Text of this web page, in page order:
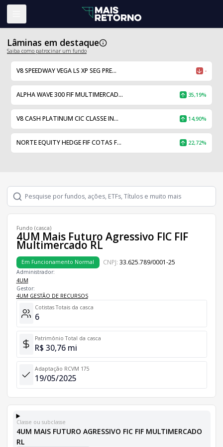
Lâminas em destaque
Saiba como patrocinar um fundo
V8 SPEEDWAY VEGA LS XP SEG PRE... -
ALPHA WAVE 300 FIF MULTIMERCAD... 35,19%
V8 CASH PLATINUM CIC CLASSE IN... 14,90%
NORTE EQUITY HEDGE FIF COTAS F... 22,72%
Fundo (casca)
4UM Mais Futuro Agressivo FIC FIF
Multimercado RL
Em Funcionamento Normal CNPJ: 33.625.789/0001-25
Administrador:
4UM
Gestor:
4UM GESTÃO DE RECURSOS
Cotistas Totais da casca
6
Patrimônio Total da casca
R$ 30,76 mi
Adaptação RCVM 175
19/05/2025
Classe ou subclasse
4UM MAIS FUTURO AGRESSIVO FIC FIF MULTIMERCADO
RL